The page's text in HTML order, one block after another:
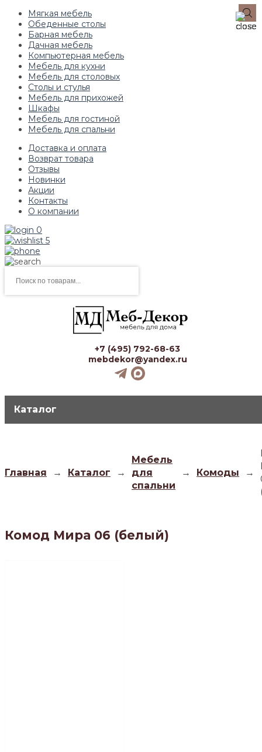
Мягкая мебель
Обеденные столы
Барная мебель
Дачная мебель
Компьютерная мебель
Мебель для кухни
Мебель для столовых
Столы и стулья
Мебель для прихожей
Шкафы
Мебель для гостиной
Мебель для спальни
Доставка и оплата
Возврат товара
Отзывы
Новинки
Акции
Контакты
О компании
0
5
товаров
+7 (495) 792-68-63
mebdekor@yandex.ru
Каталог
Главная → Каталог →
Мебель
для
спальни
→ Комоды →
Комод Мира 06 (белый)